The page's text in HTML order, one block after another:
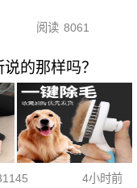
阅读 8061
的那样吗？
4小时前